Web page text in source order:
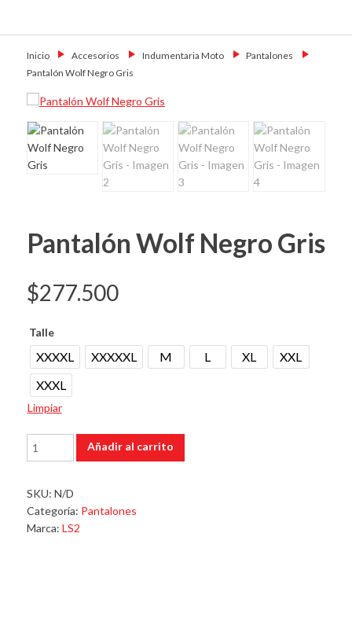
Motoshop
Ezeiza
Inicio→ Accesorios → Indumentaria Moto→ Pantalones →
Pantalón Wolf Negro Gris
Pantalón Wolf Negro Gris
$277.500
Talle
XXXXL XXXXXL M L XL
XXL
XXXL
Limpiar
Pantalón
Wolf
Gris
cantidad
Añadir al carrito
SKU: N/D
Categoría: Pantalones
Marca: LS2